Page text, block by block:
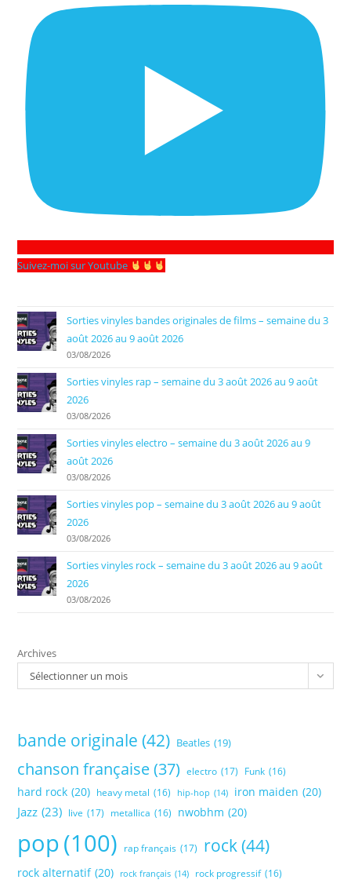
Suivez-moi sur Youtube
Sorties vinyles bandes originales de films – semaine du 3
août 2026 au 9 août 2026
03/08/2026
Sorties vinyles rap – semaine du 3 août 2026 au 9 août
2026
03/08/2026
Sorties vinyles electro – semaine du 3 août 2026 au 9
août 2026
03/08/2026
Sorties vinyles pop – semaine du 3 août 2026 au 9 août
2026
03/08/2026
Sorties vinyles rock – semaine du 3 août 2026 au 9 août
2026
03/08/2026
Archives
Sélectionner un mois
bande originale (42) Beatles (19)
chanson française (37) electro (17) Funk (16)
hard rock (20) heavy metal (16) hip-hop (14) iron maiden (20)
Jazz (23) live (17) metallica (16) nwobhm (20)
pop(100) rap français (17) rock(44)
rock alternatif (20) rock français (14) rock progressif (16)